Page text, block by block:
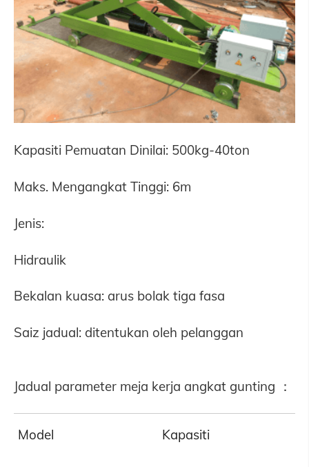
Kapasiti Pemuatan Dinilai: 500kg-40ton
Maks. Mengangkat Tinggi: 6m
Jenis:
Hidraulik
Bekalan kuasa: arus bolak tiga fasa
Saiz jadual: ditentukan oleh pelanggan
Jadual parameter meja kerja angkat gunting ：
Model Kapasiti